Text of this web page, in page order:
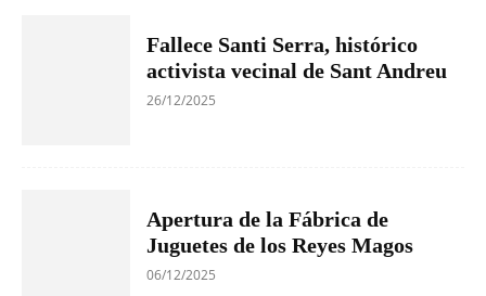
Fallece Santi Serra, histórico
activista vecinal de Sant Andreu
26/12/2025
Apertura de la Fábrica de
Juguetes de los Reyes Magos
06/12/2025